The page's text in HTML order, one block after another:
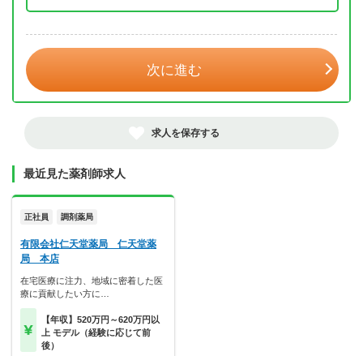
次に進む
求人を保存する
最近見た薬剤師求人
正社員 調剤薬局
有限会社仁天堂薬局 仁天堂薬
局 本店
在宅医療に注力、地域に密着した医
療に貢献したい方に…
【年収】520万円～620万円以
上 モデル（経験に応じて前
後）